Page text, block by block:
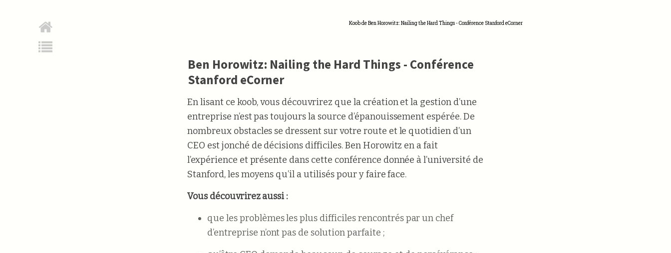
Koob de Ben Horowitz: Nailing the Hard Things - Conférence Stanford eCorner
Ben Horowitz: Nailing the Hard Things - Conférence
Stanford eCorner
En lisant ce koob, vous découvrirez que la création et la gestion d’une
entreprise n’est pas toujours la source d’épanouissement espérée. De
nombreux obstacles se dressent sur votre route et le quotidien d’un
CEO est jonché de décisions difficiles. Ben Horowitz en a fait
l’expérience et présente dans cette conférence donnée à l’université de
Stanford, les moyens qu’il a utilisés pour y faire face.
Vous découvrirez aussi :
que les problèmes les plus difficiles rencontrés par un chef
d’entreprise n’ont pas de solution parfaite ;